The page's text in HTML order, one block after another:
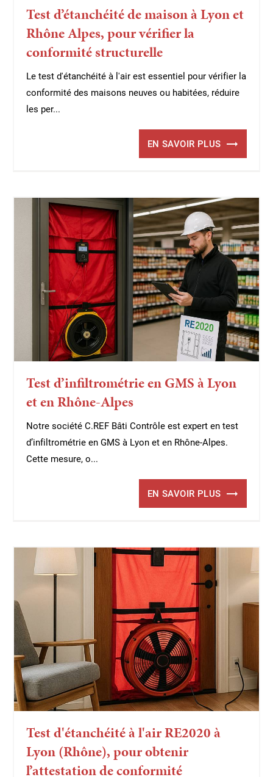
Test d’étanchéité de maison à Lyon et
Rhône Alpes, pour vérifier la
conformité structurelle
Le test d'étanchéité à l'air est essentiel pour vérifier la
conformité des maisons neuves ou habitées, réduire
les per...
EN SAVOIR PLUS
Test d’infiltrométrie en GMS à Lyon
et en Rhône-Alpes
Notre société C.REF Bâti Contrôle est expert en test
d’infiltrométrie en GMS à Lyon et en Rhône-Alpes.
Cette mesure, o...
EN SAVOIR PLUS
Test d'étanchéité à l'air RE2020 à
Lyon (Rhône), pour obtenir
l’attestation de conformité